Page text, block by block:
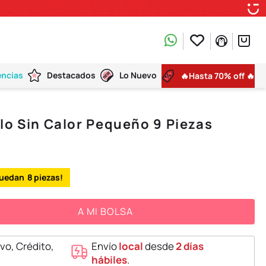
Destacados Lo Nuevo 🔥Hasta 70% off 🔥
Sin Calor Pequeño 9 Piezas
8
A MI BOLSA
Crédito,
Envíolocaldesde2 días
hábiles.